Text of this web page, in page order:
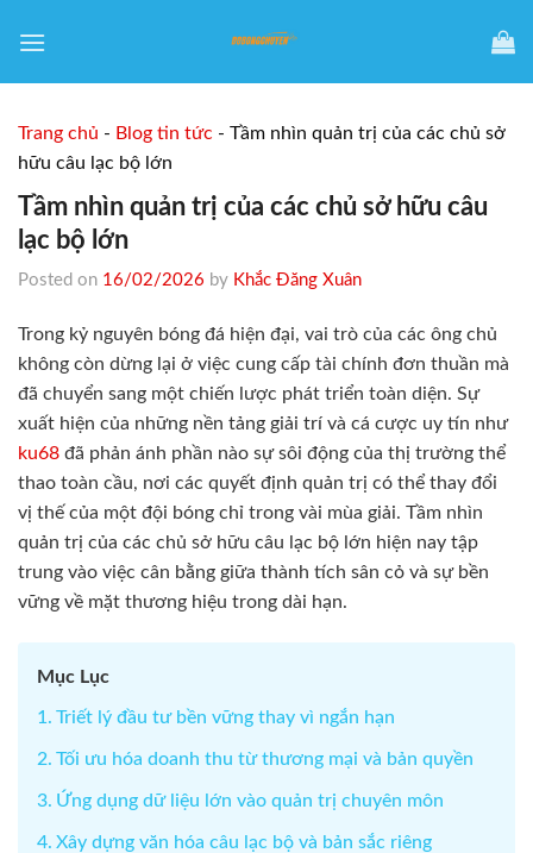
Trang chủ - Blog tin tức - Tầm nhìn quản trị của các chủ sở
hữu câu lạc bộ lớn
Tầm nhìn quản trị của các chủ sở hữu câu
lạc bộ lớn
Posted on 16/02/2026 by Khắc Đăng Xuân
Trong kỷ nguyên bóng đá hiện đại, vai trò của các ông chủ
không còn dừng lại ở việc cung cấp tài chính đơn thuần mà
đã chuyển sang một chiến lược phát triển toàn diện. Sự
xuất hiện của những nền tảng giải trí và cá cược uy tín như
ku68 đã phản ánh phần nào sự sôi động của thị trường thể
thao toàn cầu, nơi các quyết định quản trị có thể thay đổi
vị thế của một đội bóng chỉ trong vài mùa giải. Tầm nhìn
quản trị của các chủ sở hữu câu lạc bộ lớn hiện nay tập
trung vào việc cân bằng giữa thành tích sân cỏ và sự bền
vững về mặt thương hiệu trong dài hạn.
Mục Lục
Triết lý đầu tư bền vững thay vì ngắn hạn
Tối ưu hóa doanh thu từ thương mại và bản quyền
Ứng dụng dữ liệu lớn vào quản trị chuyên môn
Xây dựng văn hóa câu lạc bộ và bản sắc riêng